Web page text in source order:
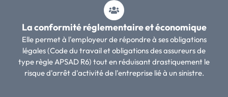
La conformité réglementaire et économique
Elle permet à l'employeur de répondre à ses obligations
légales (Code du travail et obligations des assureurs de
type règle APSAD R6) tout en réduisant drastiquement le
risque d'arrêt d'activité de l'entreprise lié à un sinistre.